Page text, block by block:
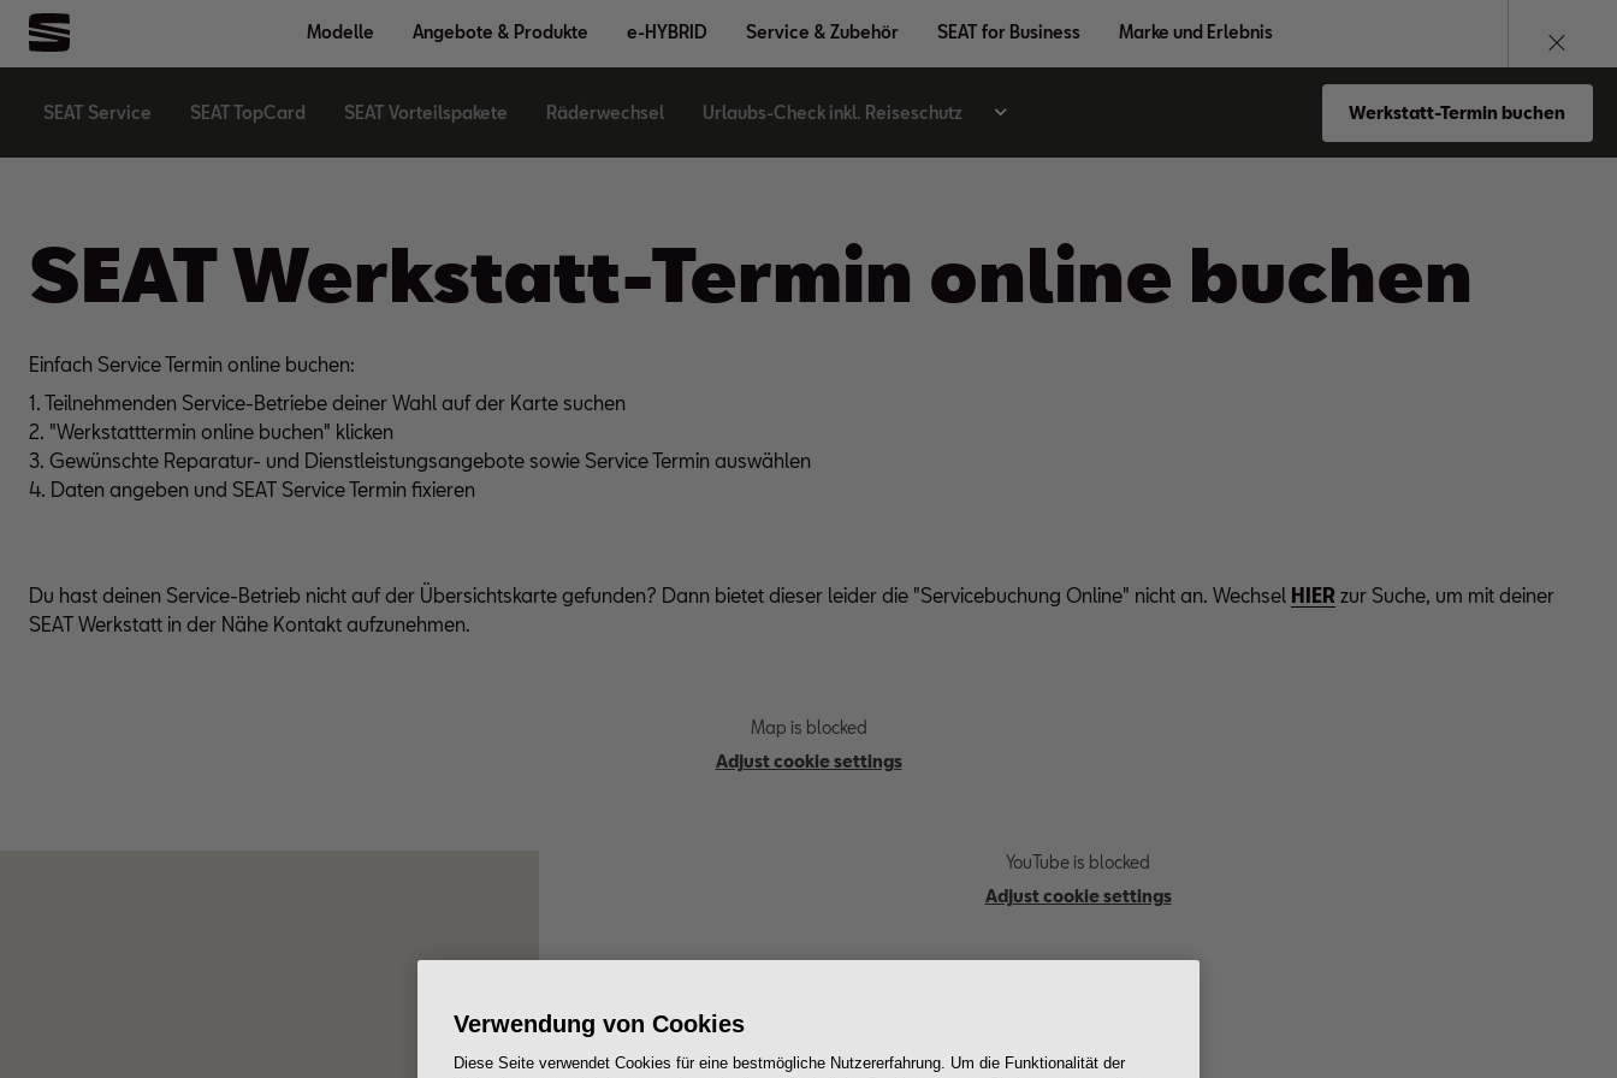
Modelle Angebote & Produkte e-HYBRID Service & Zubehör SEAT for Business Marke und Erlebnis
SEAT Service SEAT TopCard SEAT Vorteilspakete Räderwechsel Urlaubs-Check inkl. Reiseschutz Werkstatt-Termin buchen
SEAT Werkstatt-Termin online buchen
Einfach Service Termin online buchen:
1. Teilnehmenden Service-Betriebe deiner Wahl auf der Karte suchen
2. "Werkstatttermin online buchen" klicken
3. Gewünschte Reparatur- und Dienstleistungsangebote sowie Service Termin auswählen
4. Daten angeben und SEAT Service Termin fixieren
Du hast deinen Service-Betrieb nicht auf der Übersichtskarte gefunden? Dann bietet dieser leider die "Servicebuchung Online" nicht an. Wechsel HIER zur Suche, um mit deiner
SEAT Werkstatt in der Nähe Kontakt aufzunehmen.
Map is blocked
Adjust cookie settings
YouTube is blocked
Adjust cookie settings
Verwendung von Cookies
Diese Seite verwendet Cookies für eine bestmögliche Nutzererfahrung. Um die Funktionalität der